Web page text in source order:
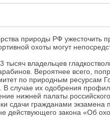
природы РФ ужесточить
охоты могут
владельцев
Вероятнее всего,
по природным ресурсам
случае их одобрения
нижней палаты
сдачи гражданами
закона «Об